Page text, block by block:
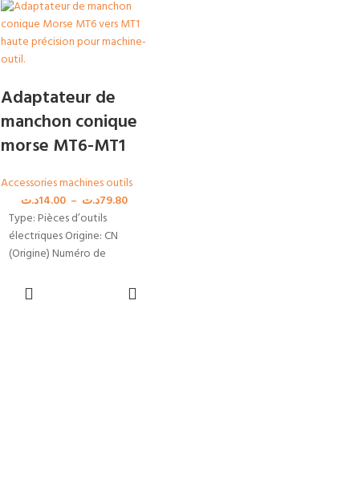
Adaptateur de
manchon conique
morse MT6-MT1
Accessories machines outils
14.00د.ت – 79.80د.ت
Type: Pièces d’outils
électriques Origine: CN
(Origine) Numéro de
Personnalisé: Pas de